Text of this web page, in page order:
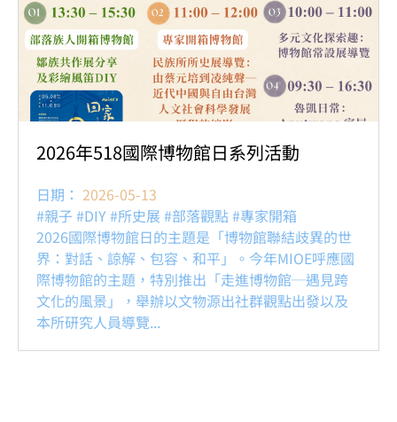
2026年518國際博物館日系列活動
日期： 2026-05-13
#親子 #DIY #所史展 #部落觀點 #專家開箱
2026國際博物館日的主題是「博物館聯結歧異的世
界：對話、諒解、包容、和平」。今年MIOE呼應國
際博物館的主題，特別推出「走進博物館─遇見跨
文化的風景」，舉辦以文物源出社群觀點出發以及
本所研究人員導覽...